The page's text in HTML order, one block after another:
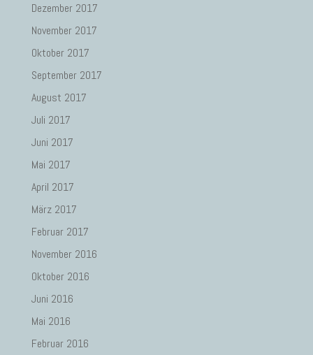
Dezember 2017
November 2017
Oktober 2017
September 2017
August 2017
Juli 2017
Juni 2017
Mai 2017
April 2017
März 2017
Februar 2017
November 2016
Oktober 2016
Juni 2016
Mai 2016
Februar 2016